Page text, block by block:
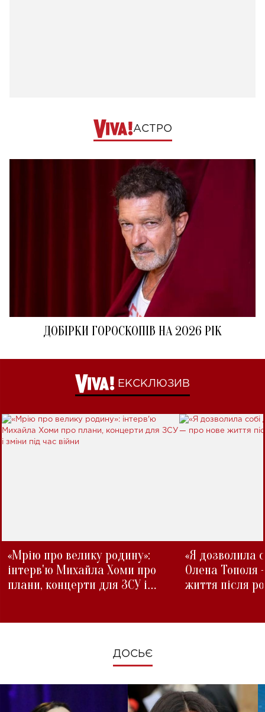
АСТРО
ДОБІРКИ ГОРОСКОПІВ НА 2026 РІК
ЕКСКЛЮЗИВ
«Мрію про велику родину»:
інтерв'ю Михайла Хоми про
плани, концерти для ЗСУ і
«Я дозволила
Олена Тополя
життя після
ДОСЬЄ